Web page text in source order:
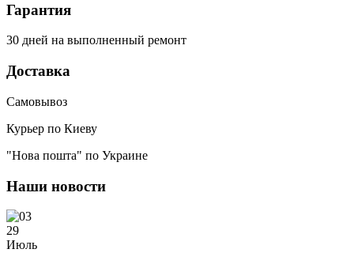
Гарантия
30 дней на выполненный ремонт
Доставка
Самовывоз
Курьер по Киеву
"Нова пошта" по Украине
Наши новости
29
Июль